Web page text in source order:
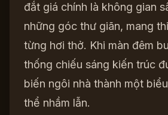
đắt giá chính là không gian
những góc thư giãn, mang
từng hơi thở. Khi màn đêm
thống chiếu sáng kiến trúc
biến ngôi nhà thành một
thể nhầm lẫn.